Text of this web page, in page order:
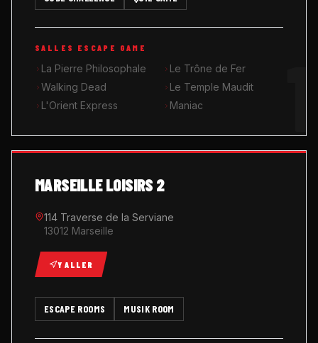
MUSIK ROOM KARAOKÉ
QUIZ GAME
SALLES ESCAPE GAME
La Pierre Philosophale
Le Trône de Fer
Walking Dead
Le Temple Maudit
L'Orient Express
Maniac
MARSEILLE LOISIRS 2
114 Traverse de la Serviane
13012 Marseille
Y ALLER
ESCAPE ROOMS MUSIK ROOM